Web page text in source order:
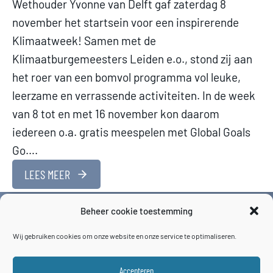
Beheer cookie toestemming
Wij gebruiken cookies om onze website en onze service te optimaliseren.
Accepteren
Wethouder Yvonne van Delft gaf zaterdag 8
november het startsein voor een inspirerende
Klimaatweek! Samen met de
Klimaatburgemeesters Leiden e.o., stond zij aan
het roer van een bomvol programma vol leuke,
leerzame en verrassende activiteiten. In de week
van 8 tot en met 16 november kon daarom
iedereen o.a. gratis meespelen met Global Goals
Go….
LEES MEER